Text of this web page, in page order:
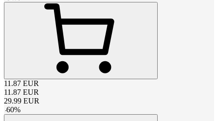
11.87 EUR
11.87 EUR
29.99 EUR
-60%